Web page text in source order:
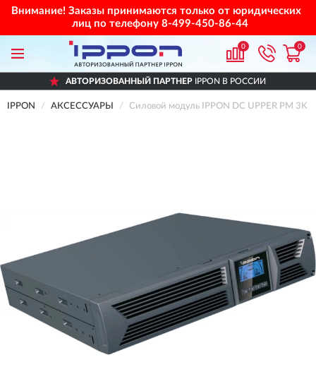
Внимание! Заказы принимаются только от юридических
лиц по телефону 8-499-450-86-44
0 0
АВТОРИЗОВАННЫЙ ПАРТНЕРIPPON В РОССИИ
IPPON АКСЕССУАРЫ Силовой модуль IPPON DC UPPER PM 3K